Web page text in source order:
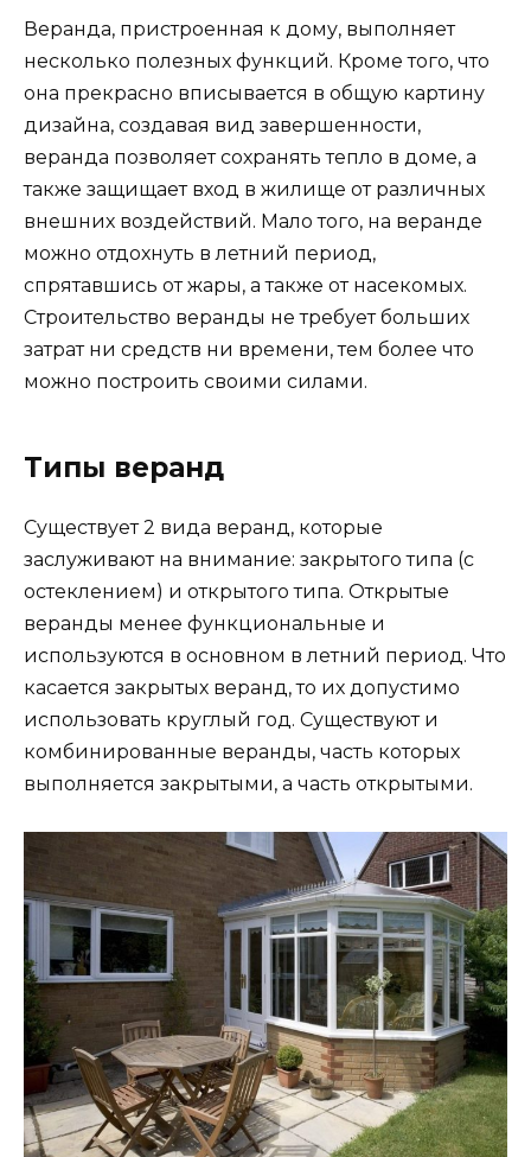
Веранда, пристроенная к дому, выполняет
несколько полезных функций. Кроме того, что
она прекрасно вписывается в общую картину
дизайна, создавая вид завершенности,
веранда позволяет сохранять тепло в доме, а
также защищает вход в жилище от различных
внешних воздействий. Мало того, на веранде
можно отдохнуть в летний период,
спрятавшись от жары, а также от насекомых.
Строительство веранды не требует больших
затрат ни средств ни времени, тем более что
можно построить своими силами.
Типы веранд
Существует 2 вида веранд, которые
заслуживают на внимание: закрытого типа (с
остеклением) и открытого типа. Открытые
веранды менее функциональные и
используются в основном в летний период. Что
касается закрытых веранд, то их допустимо
использовать круглый год. Существуют и
комбинированные веранды, часть которых
выполняется закрытыми, а часть открытыми.